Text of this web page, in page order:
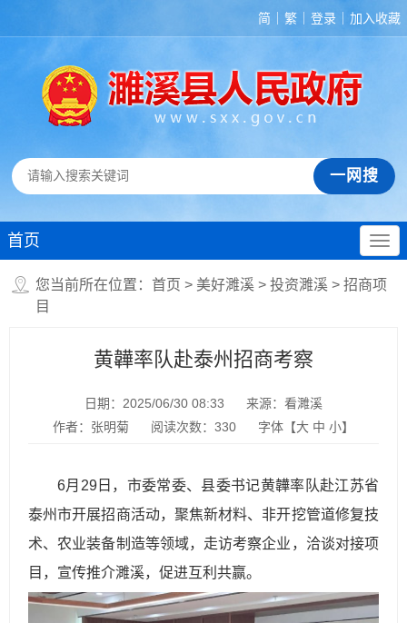
简 繁 登录 加入收藏
首页
您当前所在位置： 首页 > 美好濉溪 > 投资濉溪 > 招商项
目
黄韡率队赴泰州招商考察
日期：2025/06/30 08:33
来源：看濉溪
作者：张明菊
阅读次数： 330 字体【大 中 小】
6月29日，市委常委、县委书记黄韡率队赴江苏省
泰州市开展招商活动，聚焦新材料、非开挖管道修复技
术、农业装备制造等领域，走访考察企业，洽谈对接项
目，宣传推介濉溪，促进互利共赢。